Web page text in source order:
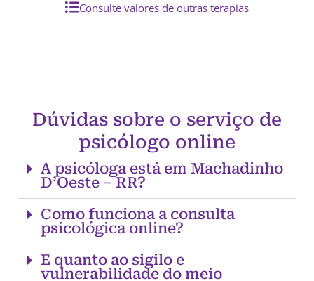
Consulte valores de outras terapias
Dúvidas sobre o serviço de
psicólogo online
A psicóloga está em Machadinho
D’Oeste – RR?
Como funciona a consulta
psicológica online?
E quanto ao sigilo e
vulnerabilidade do meio